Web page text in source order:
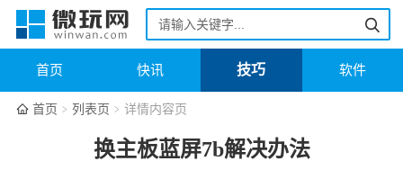
首页 快讯 技巧 软件
首页 列表页 详情内容页
换主板蓝屏7b解决办法